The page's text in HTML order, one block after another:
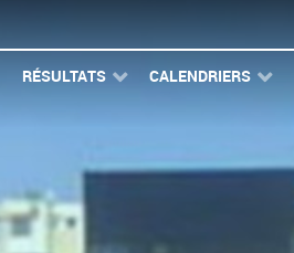
RÉSULTATS CALENDRIERS